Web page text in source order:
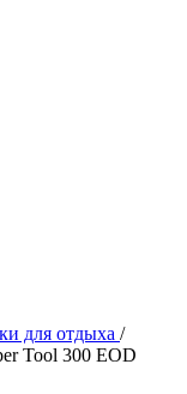
для отдыха /
Tool 300 EOD